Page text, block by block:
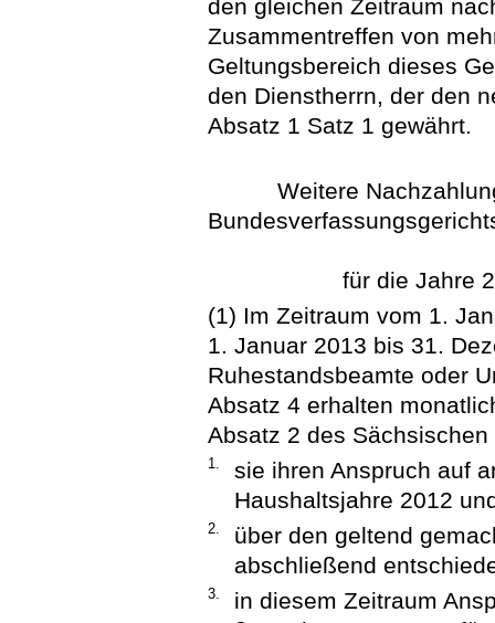
den gleichen Zeitraum
Zusammentreffen von
Geltungsbereich dieses
den Dienstherrn, der den
Absatz 1 Satz 1 gewährt.
Weitere
für die Jahre
(1) Im Zeitraum vom 1.
1. Januar 2013 bis 31.
Ruhestandsbeamte oder
Absatz 4 erhalten
Absatz 2 des
1.
sie ihren Anspruch auf
Haushaltsjahre 2012
2.
über den geltend
abschließend
3.
in diesem Zeitraum